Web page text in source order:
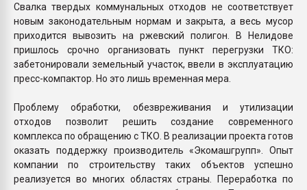
Свалка твердых коммунальных отходов не соответствует
новым законодательным нормам и закрыта, а весь мусор
приходится вывозить на ржевский полигон. В Нелидове
пришлось срочно организовать пункт перегрузки ТКО:
забетонировали земельный участок, ввели в эксплуатацию
пресс-компактор. Но это лишь временная мера.
Проблему обработки, обезвреживания и утилизации
отходов позволит решить создание современного
комплекса по обращению с ТКО. В реализации проекта готов
оказать поддержку производитель «Экомашгрупп». Опыт
компании по строительству таких объектов успешно
реализуется во многих областях страны. Переработка по